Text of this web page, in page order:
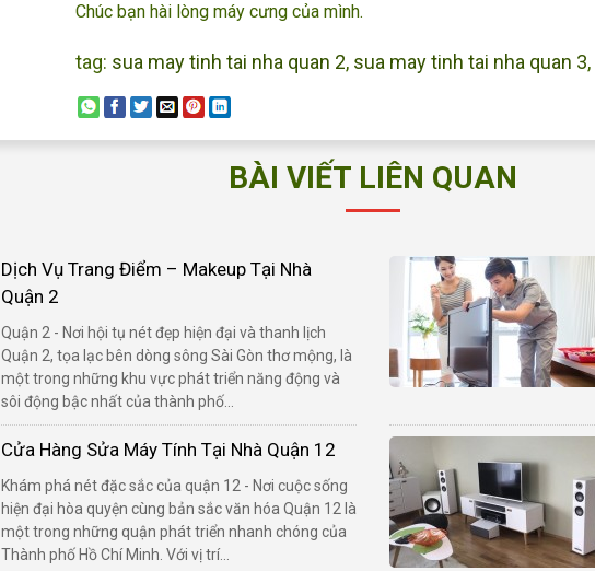
Chúc bạn hài lòng máy cưng của mình.
tag: sua may tinh tai nha quan 2, sua may tinh tai nha quan 3,
BÀI VIẾT LIÊN QUAN
Dịch Vụ Trang Điểm – Makeup Tại Nhà
Quận 2
Quận 2 - Nơi hội tụ nét đẹp hiện đại và thanh lịch
Quận 2, tọa lạc bên dòng sông Sài Gòn thơ mộng, là
một trong những khu vực phát triển năng động và
sôi động bậc nhất của thành phố...
Cửa Hàng Sửa Máy Tính Tại Nhà Quận 12
Khám phá nét đặc sắc của quận 12 - Nơi cuộc sống
hiện đại hòa quyện cùng bản sắc văn hóa Quận 12 là
một trong những quận phát triển nhanh chóng của
Thành phố Hồ Chí Minh. Với vị trí...